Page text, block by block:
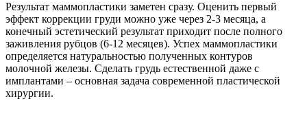
Результат маммопластики заметен сразу. Оценить первый
эффект коррекции груди можно уже через 2-3 месяца, а
конечный эстетический результат приходит после полного
заживления рубцов (6-12 месяцев). Успех маммопластики
определяется натуральностью полученных контуров
молочной железы. Сделать грудь естественной даже с
имплантами – основная задача современной пластической
хирургии.